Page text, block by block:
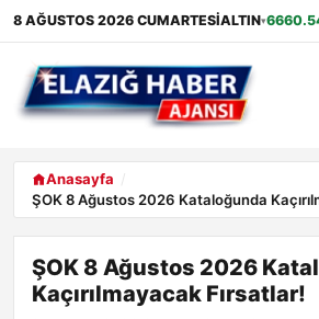
8 AĞUSTOS 2026 CUMARTESIALTIN▾
ANASAYFA
GÜNDEM
EKONOMI
Anasayfa
ŞOK 8 Ağustos 2026 Kataloğunda
ŞOK 8 Ağustos 2026
Kaçırılmayacak Fırsatlar!